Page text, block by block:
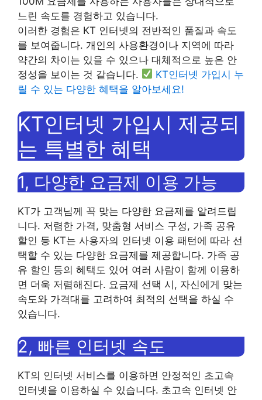
느린 속도를 경험하고 있습니다.
이러한 경험은 KT 인터넷의 전반적인 품질과 속도
를 보여줍니다. 개인의 사용환경이나 지역에 따라
약간의 차이는 있을 수 있으나 대체적으로 높은 안
정성을 보이는 것 같습니다.
KT인터넷 가입시 누
릴 수 있는 다양한 혜택을 알아보세요!
KT인터넷 가입시 제공되
는 특별한 혜택
1, 다양한 요금제 이용 가능
KT가 고객님께 꼭 맞는 다양한 요금제를 알려드립
니다. 저렴한 가격, 맞춤형 서비스 구성, 가족 공유
할인 등 KT는 사용자의 인터넷 이용 패턴에 따라 선
택할 수 있는 다양한 요금제를 제공합니다. 가족 공
유 할인 등의 혜택도 있어 여러 사람이 함께 이용하
면 더욱 저렴해진다. 요금제 선택 시, 자신에게 맞는
속도와 가격대를 고려하여 최적의 선택을 하실 수
있습니다.
2, 빠른 인터넷 속도
KT의 인터넷 서비스를 이용하면 안정적인 초고속
인터넷을 이용하실 수 있습니다. 초고속 인터넷 안